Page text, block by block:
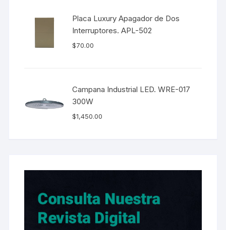
Placa Luxury Apagador de Dos
Interruptores. APL-502
$70.00
Campana Industrial LED. WRE-017
300W
$1,450.00